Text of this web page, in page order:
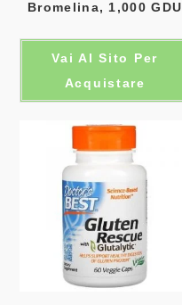
Bromelina, 1,000 GDU
Vai Al Sito Per
Acquistare